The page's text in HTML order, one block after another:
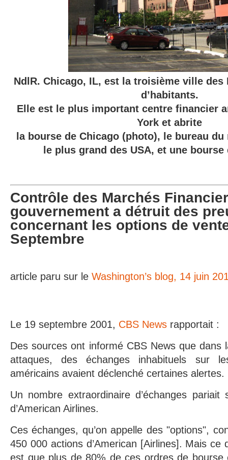
NdlR. Chicago, IL, est la troisième ville des
d’habitants.
Elle est le plus important centre financier
York et abrite
la bourse de Chicago (photo), le bureau
le plus grand des USA, et une
Contrôle des Marchés
gouvernement a détruit des
concernant les options de
Septembre
article paru sur le Washington’s blog, 14 juin
Le 19 septembre 2001, CBS News rapportait :
Des sources ont informé CBS News que dans
attaques, des échanges inhabituels sur
américains avaient déclenché certaines alertes.
Un nombre extraordinaire d’échanges
d’American Airlines.
Ces échanges, qu’on appelle des "options",
450 000 actions d’American [Airlines]. Mais ce
est que plus de 80% de ces ordres de bourse